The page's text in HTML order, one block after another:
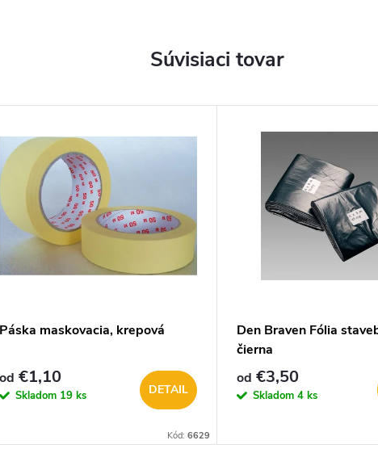
Súvisiaci tovar
Páska maskovacia, krepová
od €1,10
Skladom 19 ks DETAIL
Kód: 6629
Den Braven Fólia
čierna
od €3,50
Skladom 4 ks